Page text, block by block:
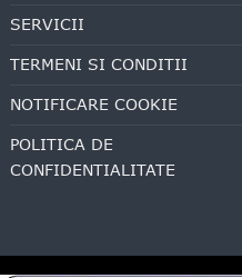
SERVICII
TERMENI SI CONDITII
NOTIFICARE COOKIE
POLITICA DE
CONFIDENTIALITATE